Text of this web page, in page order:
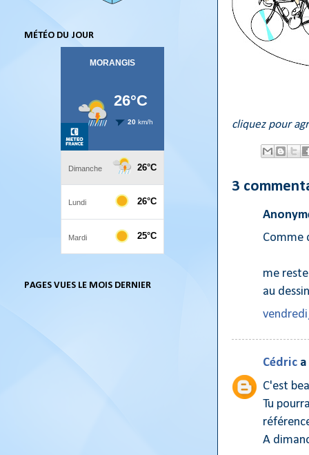
cliquez pour
3
Comme
me
au
Cédric
C'est
Tu
A
MÉTÉO DU JOUR
PAGES VUES LE MOIS DERNIER